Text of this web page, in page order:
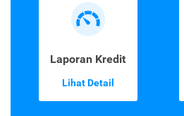
Laporan Kredit
Lihat Detail